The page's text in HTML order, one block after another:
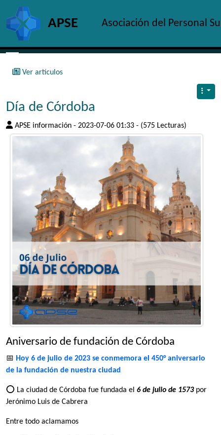
Navigation and related functionality and
Ver artículos
Día de Córdoba
APSE información - 2023-07-06 01:33 - (575 Lecturas)
Aniversario de fundación de Córdoba
📅
Hoy 6 de julio de 2023 se conmemora el 450° aniversario
de la fundación de nuestra ciudad
⭕ La ciudad de Córdoba fue fundada el 6 de julio de 1573por
Jerónimo Luis de Cabrera
Entre todo aclamamos
Site identity, navigation, etc.
APSE Asociación del Personal